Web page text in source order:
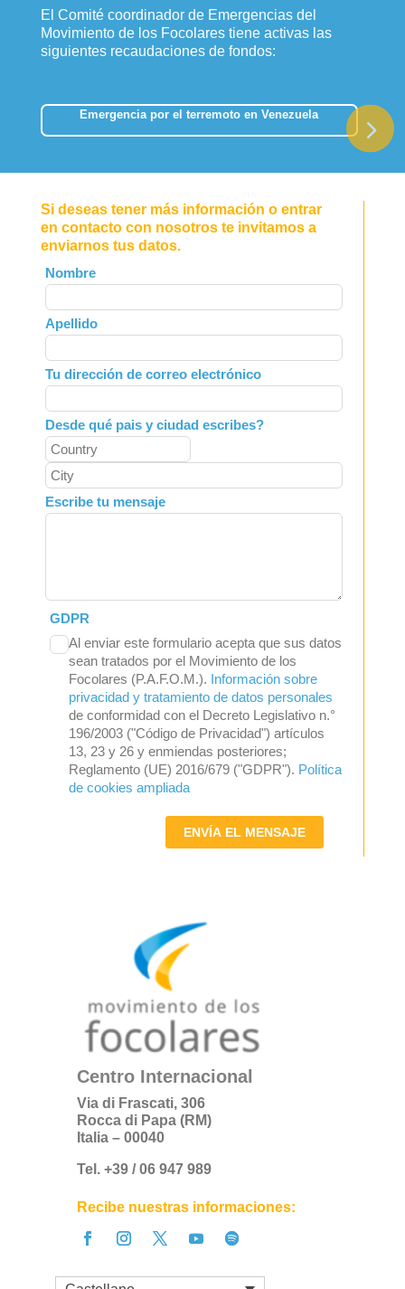
El Comité coordinador de Emergencias del
Movimiento de los Focolares tiene activas las
siguientes recaudaciones de fondos:
Emergencia por el terremoto en Venezuela
Si deseas tener más información o entrar
en contacto con nosotros te invitamos a
enviarnos tus datos.
Leave
this
field
blank
Nombre
Apellido
Tu dirección de correo electrónico
Desde qué pais y ciudad escribes?
Escribe tu mensaje
GDPR
Al enviar este formulario acepta que sus datos
sean tratados por el Movimiento de los
Focolares (P.A.F.O.M.). Información sobre
privacidad y tratamiento de datos personales
de conformidad con el Decreto Legislativo n.°
196/2003 ("Código de Privacidad") artículos
13, 23 y 26 y enmiendas posteriores;
Reglamento (UE) 2016/679 ("GDPR"). Política
de cookies ampliada
ENVÍA EL MENSAJE
Centro Internacional
Via di Frascati, 306
Rocca di Papa (RM)
Italia – 00040
Tel. +39 / 06 947 989
Recibe nuestras informaciones: